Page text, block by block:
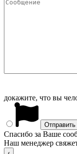
докажите, что вы
Спасибо за Ваше
Наш менеджер